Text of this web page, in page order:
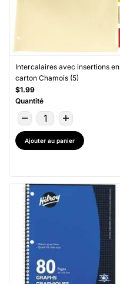
Intercalaires avec insertions en
carton Chamois (5)
$1.99
Quantité
Ajouter au panier